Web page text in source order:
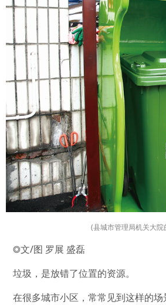
(县城市管理局机关大
◎文/图 罗展 盛磊
垃圾，是放错了位置的资源。
在很多城市小区，常常见到这样的场